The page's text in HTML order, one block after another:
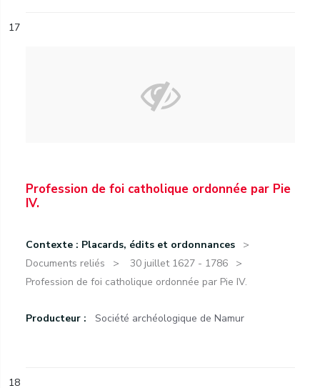
17
Profession de foi catholique ordonnée par Pie
IV.
Contexte : Placards, édits et ordonnances
Documents reliés
30 juillet 1627 - 1786
Profession de foi catholique ordonnée par Pie IV.
Producteur : Société archéologique de Namur
18